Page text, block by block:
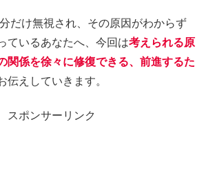
だけ無視され、その原因がわからず
ているあなたへ、今回は考えられる原
関係を徐々に修復できる、前進するた
伝えしていきます。
スポンサーリンク